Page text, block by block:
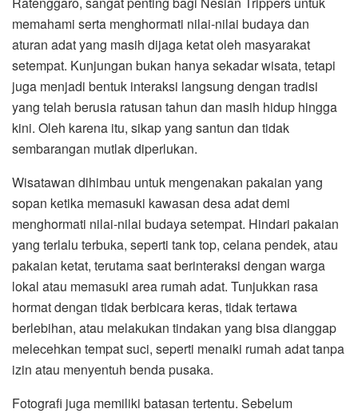
memahami serta menghormati nilai-nilai budaya dan
aturan adat yang masih dijaga ketat oleh masyarakat
setempat. Kunjungan bukan hanya sekadar wisata, tetapi
juga menjadi bentuk interaksi langsung dengan tradisi
yang telah berusia ratusan tahun dan masih hidup hingga
kini. Oleh karena itu, sikap yang santun dan tidak
sembarangan mutlak diperlukan.
Wisatawan dihimbau untuk mengenakan pakaian yang
sopan ketika memasuki kawasan desa adat demi
menghormati nilai-nilai budaya setempat. Hindari pakaian
yang terlalu terbuka, seperti tank top, celana pendek, atau
pakaian ketat, terutama saat berinteraksi dengan warga
lokal atau memasuki area rumah adat. Tunjukkan rasa
hormat dengan tidak berbicara keras, tidak tertawa
berlebihan, atau melakukan tindakan yang bisa dianggap
melecehkan tempat suci, seperti menaiki rumah adat tanpa
izin atau menyentuh benda pusaka.
Fotografi juga memiliki batasan tertentu. Sebelum